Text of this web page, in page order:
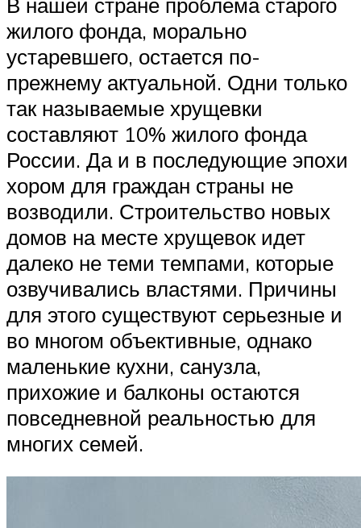
жилого фонда, морально
устаревшего, остается по-
прежнему актуальной. Одни только
так называемые хрущевки
составляют 10% жилого фонда
России. Да и в последующие эпохи
хором для граждан страны не
возводили. Строительство новых
домов на месте хрущевок идет
далеко не теми темпами, которые
озвучивались властями. Причины
для этого существуют серьезные и
во многом объективные, однако
маленькие кухни, санузла,
прихожие и балконы остаются
повседневной реальностью для
многих семей.